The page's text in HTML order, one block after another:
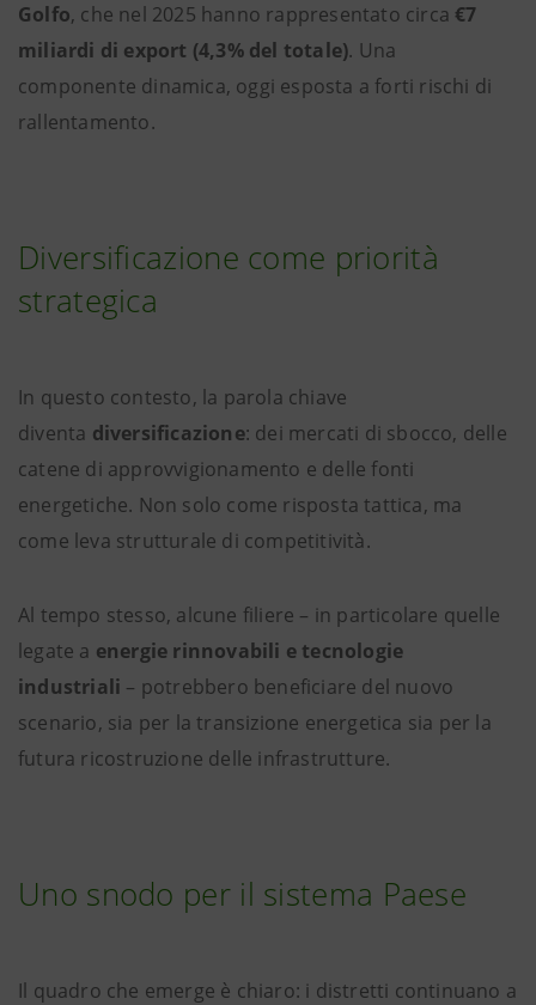
Golfo, che nel 2025 hanno rappresentato circa €7
miliardi di export (4,3% del totale). Una
componente dinamica, oggi esposta a forti rischi di
rallentamento.
Diversificazione come priorità
strategica
In questo contesto, la parola chiave
diventa diversificazione: dei mercati di sbocco, delle
catene di approvvigionamento e delle fonti
energetiche. Non solo come risposta tattica, ma
come leva strutturale di competitività.
Al tempo stesso, alcune filiere – in particolare quelle
legate a energie rinnovabili e tecnologie
industriali – potrebbero beneficiare del nuovo
scenario, sia per la transizione energetica sia per la
futura ricostruzione delle infrastrutture.
Uno snodo per il sistema Paese
Il quadro che emerge è chiaro: i distretti continuano a